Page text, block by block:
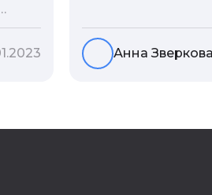
социальные сети,
базы. Именно
вас подборку
Анна Зверкова